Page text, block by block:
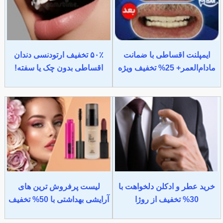
ایمپلنت اقساطی با ضمانت
مادام‌العمر+ 25% تخفیف ویژه
۵۰٪ تخفیف ارتودنسی دندان
اقساطی بدون چک یا سفته!
خرید عطر و ادکلن دلخواهت با
30% تخفیف از روژا
لیست پرفروش ترین های
آرایشی بهداشتی با 50% تخفیف